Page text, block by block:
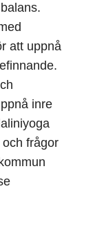
att uppnå
inre
och frågor